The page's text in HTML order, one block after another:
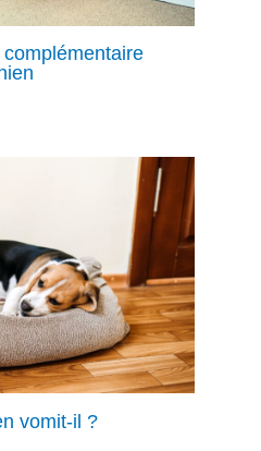
complémentaire
vomit-il ?